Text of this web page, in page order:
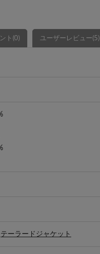
ト(0) ユーザーレビュー(5)
テーラードジャケット